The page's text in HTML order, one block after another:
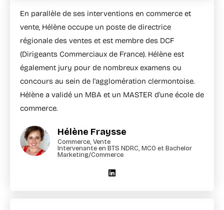
En parallèle de ses interventions en commerce et
vente, Hélène occupe un poste de directrice
régionale des ventes et est membre des DCF
(Dirigeants Commerciaux de France). Hélène est
également jury pour de nombreux examens ou
concours au sein de l'agglomération clermontoise.
Hélène a validé un MBA et un MASTER d'une école de
commerce.
Hélène Fraysse
Commerce, Vente
Intervenante en BTS NDRC, MCO et Bachelor
Marketing/Commerce